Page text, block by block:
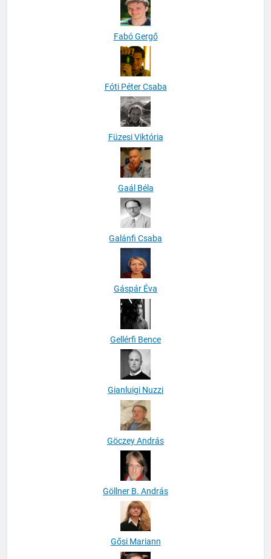
Fabó Gergő
Fóti Péter Csaba
Füzesi Viktória
Gaál Béla
Galánfi Csaba
Gáspár Éva
Gellérfi Bence
Gianluigi Nuzzi
Göczey András
Göllner B. András
Gősi Mariann